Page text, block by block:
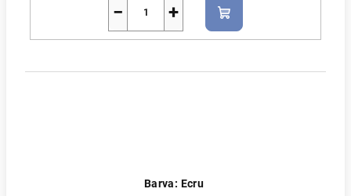
+
−
Do
košíku
Barva: Ecru